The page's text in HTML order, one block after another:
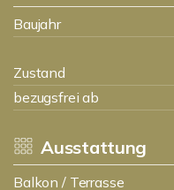
Baujahr
Zustand
bezugsfrei ab
Ausstattung
Balkon / Terrasse